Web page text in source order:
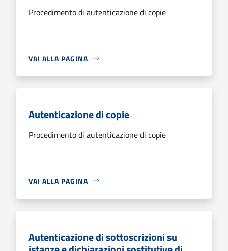
Procedimento di autenticazione di copie
VAI ALLA PAGINA
Autenticazione di copie
Procedimento di autenticazione di copie
VAI ALLA PAGINA
Autenticazione di sottoscrizioni su